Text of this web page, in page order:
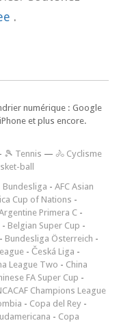
.
numérique : Google
et plus encore.
🎾 Tennis — 🚴 Cyclisme
ball
Bundesliga - AFC Asian
Cup of Nations -
Primera C -
- Belgian Super Cup -
- Bundesliga Österreich -
- Česká Liga -
League Two - China
FA Super Cup -
Champions League
- Copa del Rey -
- Copa